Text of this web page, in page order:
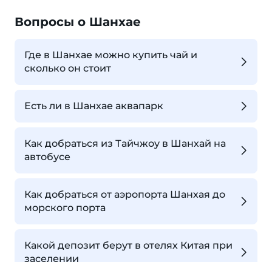
Вопросы о Шанхае
Где в Шанхае можно купить чай и
сколько он стоит
Есть ли в Шанхае аквапарк
Как добраться из Тайчжоу в Шанхай на
автобусе
Как добраться от аэропорта Шанхая до
морского порта
Какой депозит берут в отелях Китая при
заселении